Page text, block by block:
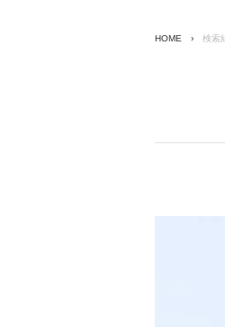
HOME › 検索